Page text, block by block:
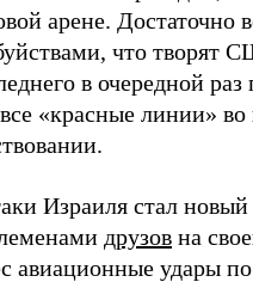
арене. Достаточно
что творят
в очередной
«красные линии»
Израиля стал
друзов на
авиационные удары